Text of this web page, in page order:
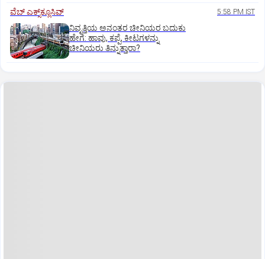
ವೆಬ್ ಎಕ್ಸ್‌ಕ್ಲೂಸಿವ್ 5:58 PM IST
ನಿವೃತ್ತಿಯ ಅನಂತರ ಚೀನಿಯರ ಬದುಕು
ಹೇಗೆ: ಹಾವು, ಕಪ್ಪೆ, ಕೀಟಗಳನ್ನು
ಚೀನಿಯರು ತಿನ್ನುತ್ತಾರಾ?